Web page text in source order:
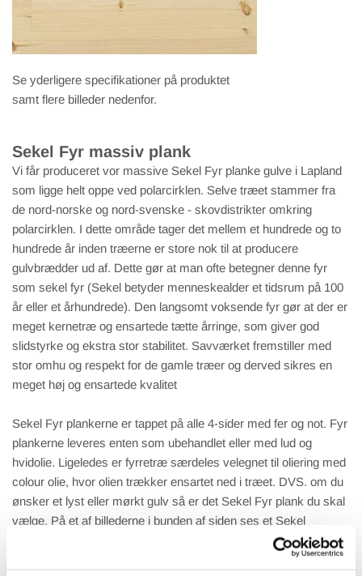
Se yderligere specifikationer på produktet
samt flere billeder nedenfor.
Sekel Fyr massiv plank
Vi får produceret vor massive Sekel Fyr planke gulve i Lapland
som ligge helt oppe ved polarcirklen. Selve træet stammer fra
de nord-norske og nord-svenske - skovdistrikter omkring
polarcirklen. I dette område tager det mellem et hundrede og to
hundrede år inden træerne er store nok til at producere
gulvbrædder ud af. Dette gør at man ofte betegner denne fyr
som sekel fyr (Sekel betyder menneskealder et tidsrum på 100
år eller et århundrede). Den langsomt voksende fyr gør at der er
meget kernetræ og ensartede tætte årringe, som giver god
slidstyrke og ekstra stor stabilitet. Savværket fremstiller med
stor omhu og respekt for de gamle træer og derved sikres en
meget høj og ensartede kvalitet
Sekel Fyr plankerne er tappet på alle 4-sider med fer og not. Fyr
plankerne leveres enten som ubehandlet eller med lud og
hvidolie. Ligeledes er fyrretræ særdeles velegnet til oliering med
colour olie, hvor olien trækker ensartet ned i træet. DVS. om du
ønsker et lyst eller mørkt gulv så er det Sekel Fyr plank du skal
vælge. På et af billederne i bunden af siden ses et Sekel
fyrregulv der har fået mørk colour olie. Øvrige behandlingstyper